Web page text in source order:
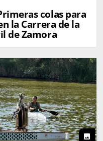
colas para
la Carrera de la
de Zamora
photo